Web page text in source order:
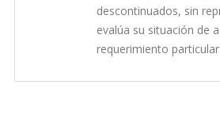
descontinuados, sin
evalúa su situación de
requerimiento